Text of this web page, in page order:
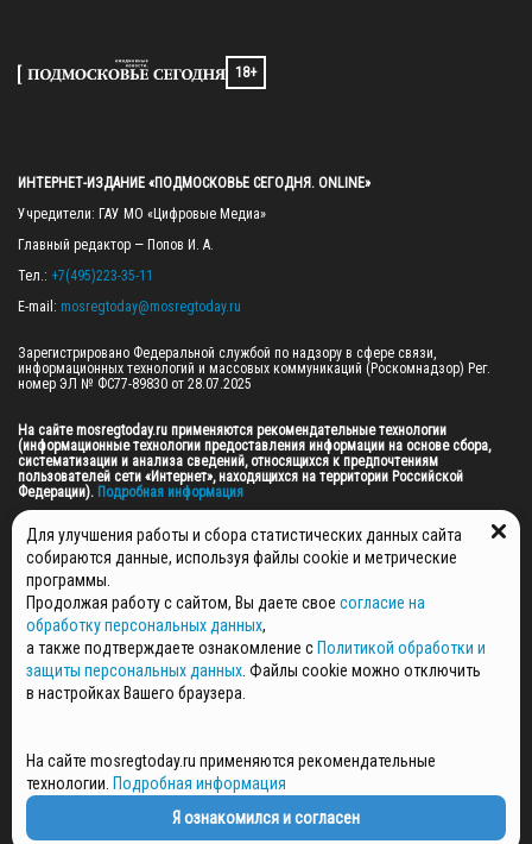
18+
ИНТЕРНЕТ-ИЗДАНИЕ «ПОДМОСКОВЬЕ СЕГОДНЯ. ONLINE»
Учредители: ГАУ МО «Цифровые Медиа»
Главный редактор — Попов И. А.
Тел.: +7(495)223-35-11
E-mail: mosregtoday@mosregtoday.ru
Зарегистрировано Федеральной службой по надзору в сфере связи,
информационных технологий и массовых коммуникаций (Роскомнадзор) Рег.
номер ЭЛ № ФС77-89830 от 28.07.2025
На сайте mosregtoday.ru применяются рекомендательные технологии
(информационные технологии предоставления информации на основе сбора,
систематизации и анализа сведений, относящихся к предпочтениям
пользователей сети «Интернет», находящихся на территории Российской
Федерации). Подробная информация
© 2026 ПРАВА НА ВСЕ МАТЕРИАЛЫ САЙТА ПРИНАДЛЕЖАТ ГАУ МО "ЦИФРОВЫЕ
МЕДИА" (ОГРН: 1255000059467).
ПОЛИТИКА ОБРАБОТКИ И ЗАЩИТЫ ПЕРСОНАЛЬНЫХ ДАННЫХ
НОВОСТИ
ГАЗЕТЫ
РЕКЛАМОДАТЕЛЯМ
СПЕЦПРОЕКТЫ
СТАТЬИ
ПОЛИТИКА КОНФИДЕНЦИАЛЬНОСТИ
Для улучшения работы и сбора статистических данных сайта
собираются данные, используя файлы cookie и метрические
программы.
Продолжая работу с сайтом, Вы даете свое согласие на
обработку персональных данных,
а также подтверждаете ознакомление с Политикой обработки и
защиты персональных данных . Файлы cookie можно отключить
в настройках Вашего браузера.
На сайте mosregtoday.ru применяются рекомендательные
технологии. Подробная информация
Я ознакомился и согласен